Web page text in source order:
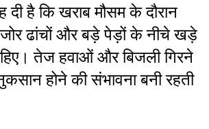
दी है कि खराब मौसम के दौरान
ढांचों और बड़े पेड़ों के नीचे खड़े
तेज हवाओं और बिजली गिरने
होने की संभावना बनी रहती